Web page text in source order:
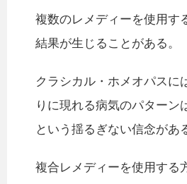
複数のレメディーを使用す
結果が生じることがある。
クラシカル・ホメオパスに
りに現れる病気のパターン
という揺るぎない信念があ
複合レメディーを使用する